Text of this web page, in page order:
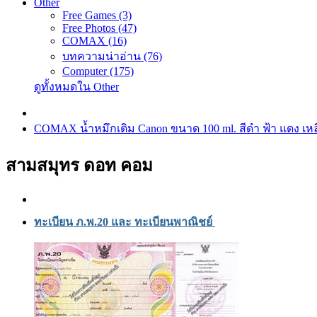
Other
Free Games (3)
Free Photos (47)
COMAX (16)
บทความน่าอ่าน (76)
Computer (175)
ดูทั้งหมดใน Other
COMAX น้ำหมึกเติม Canon ขนาด 100 ml. สีดำ ฟ้า แดง เห
สามสมุทร ดอท คอม
ทะเบียน ภ.พ.20 และ ทะเบียนพาณิชย์